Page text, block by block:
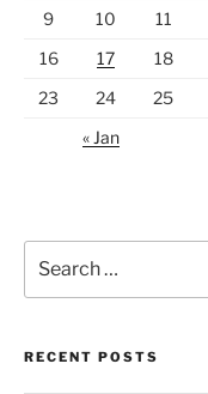
9
10 11
16
17 18
23
24 25
« Jan
for:
RECENT POSTS